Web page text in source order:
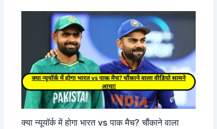
क्या न्यूयॉर्क में होगा भारत vs पाक मैच? चौंकाने वाला